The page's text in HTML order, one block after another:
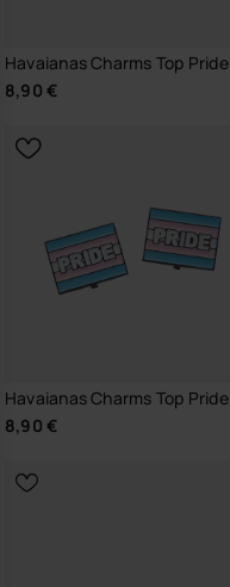
Havaianas Charms Top Pride
8,90 €
Havaianas Charms Top Pride
8,90 €